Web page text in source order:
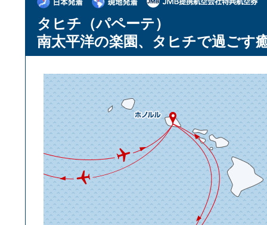
タヒチ（パペーテ）
南太平洋の楽園、タヒチで過ごす